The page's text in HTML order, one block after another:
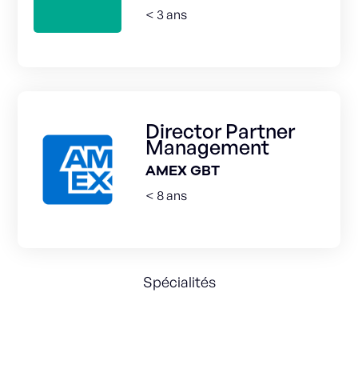
< 3 ans
Director Partner
Management
AMEX GBT
< 8 ans
Spécialités